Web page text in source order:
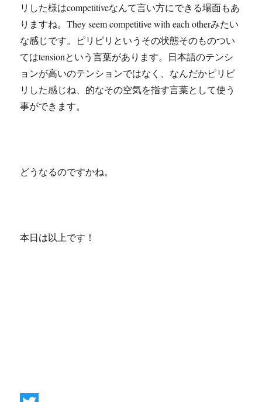
リした様はcompetitiveなんて言い方にできる場面もあ
りますね。They seem competitive with each otherみたい
な感じです。ピリピリというその状態そのものつい
てはtensionという言葉があります。日本語のテンシ
ョンが高いのテンションではなく、なんだかピリピ
リした感じね、的なその空気を指す言葉として使う
事ができます。
どうなるのですかね。
本日は以上です！